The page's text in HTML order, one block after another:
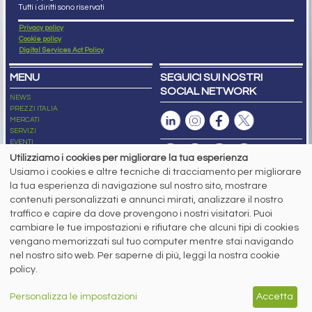
Tutti i diritti sono riservati
Privacy policy
Cookie policy
Digital Services Act Policy
MENU
NEWS
PREZZI ITALIA
MERCATI
SERVIZI
EVENTI
ABBONAMENTI
NEWSLETTER
SEGUICI SUI NOSTRI
SOCIAL NETWORK
Capitale Sociale: 190.000€ interamente versato
Registro delle Imprese di Brescia
Codice Fiscale e Partita I.V.A.:IT03562320170
R.E.A. n. 419331
www.siderweb.com: Autorizzazione del Tribunale di Brescia n. 11/2004 del 17
marzo 2004, Iscrizione al R.O.C. n. 26116.
Direttrice Responsabile:
Elisa Bonomelli
Stefano Gennari
Utilizziamo i cookies per migliorare la tua esperienza
Usiamo i cookies e altre tecniche di tracciamento per migliorare
la tua esperienza di navigazione sul nostro sito, mostrare
contenuti personalizzati e annunci mirati, analizzare il nostro
traffico e capire da dove provengono i nostri visitatori. Puoi
cambiare le tue impostazioni e rifiutare che alcuni tipi di cookies
vengano memorizzati sul tuo computer mentre stai navigando
nel nostro sito web. Per saperne di più, leggi la nostra cookie
policy.
Personalizza le impostazioni Accetta